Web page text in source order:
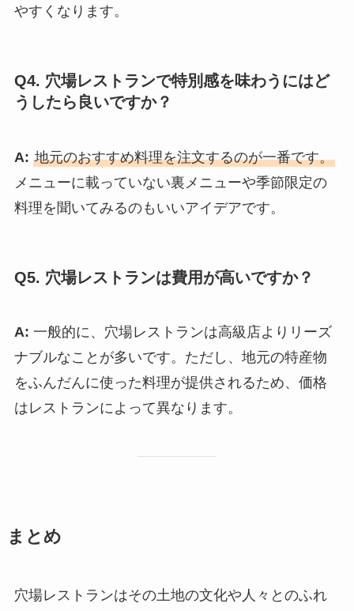
やすくなります。
Q4. 穴場レストランで特別感を味わうにはど
うしたら良いですか？
A: 地元のおすすめ料理を注文するのが一番です。
メニューに載っていない裏メニューや季節限定の
料理を聞いてみるのもいいアイデアです。
Q5. 穴場レストランは費用が高いですか？
A: 一般的に、穴場レストランは高級店よりリーズ
ナブルなことが多いです。ただし、地元の特産物
をふんだんに使った料理が提供されるため、価格
はレストランによって異なります。
まとめ
穴場レストランはその土地の文化や人々とのふれ